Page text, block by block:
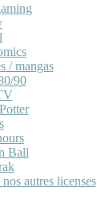
/ mangas
90
Ball
autres licenses